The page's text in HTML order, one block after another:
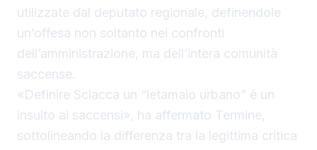
utilizzate dal deputato regionale, definendole
un’offesa non soltanto nei confronti
dell’amministrazione, ma dell’intera comunità
saccense.
«Definire Sciacca un “letamaio urbano” è un
insulto ai saccensi», ha affermato Termine,
sottolineando la differenza tra la legittima critica